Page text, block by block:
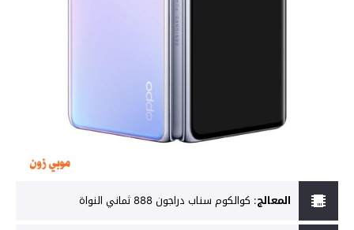
المعالج: كوالكوم سناب دراجون 888 ثماني النواة